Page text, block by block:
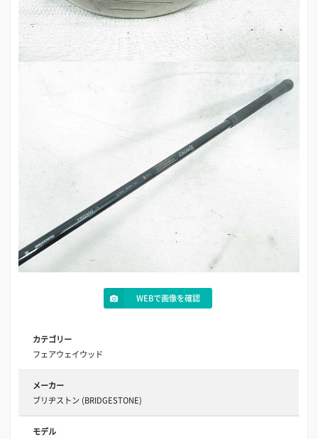
WEBで画像を確認
カテゴリー
フェアウェイウッド
メーカー
ブリヂストン (BRIDGESTONE)
モデル